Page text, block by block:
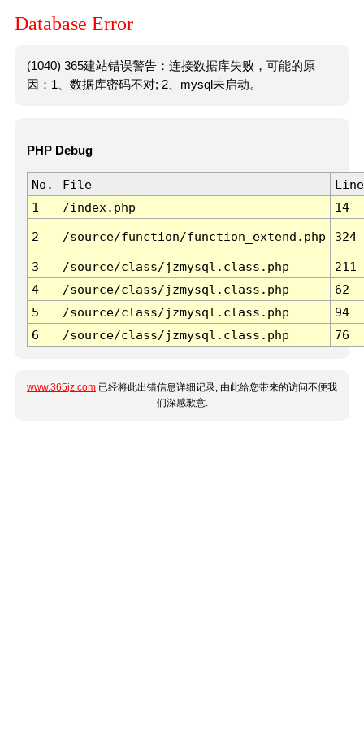
Database Error
(1040) 365建站错误警告：连接数据库失败，可能的原
因：1、数据库密码不对; 2、mysql未启动。
PHP Debug
No. File
Line
1
/index.php 14
2 /source/function/function_extend.php 324
3 /source/class/jzmysql.class.php
211
4
/source/class/jzmysql.class.php
62
5
/source/class/jzmysql.class.php
94
6
/source/class/jzmysql.class.php 76
www.365jz.com 已经将此出错信息详细记录, 由此给您带来的访问不便我
们深感歉意.